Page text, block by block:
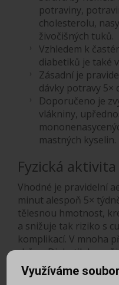
potraviny,
cholesterolu,
živočišných tuků.
Vzhledem k
diabetiků je také
Zásadní je
dávky potravy 5×
Doporučeno je
vlákniny,
mastných kyselin.
Fyzická aktivita
Vhodné je pravidelní
minut alespoň 5×
tělesnou hmotnost,
a snižuje tak riziko s
komplikací. V mnoha
chůze. Diabetik by
konzultovat s
inzulín.
Využíváme